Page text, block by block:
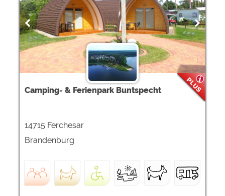
Camping- & Ferienpark Buntspecht
14715 Ferchesar
Brandenburg